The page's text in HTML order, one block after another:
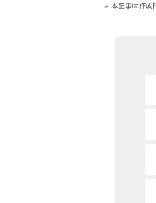
本記事は作成